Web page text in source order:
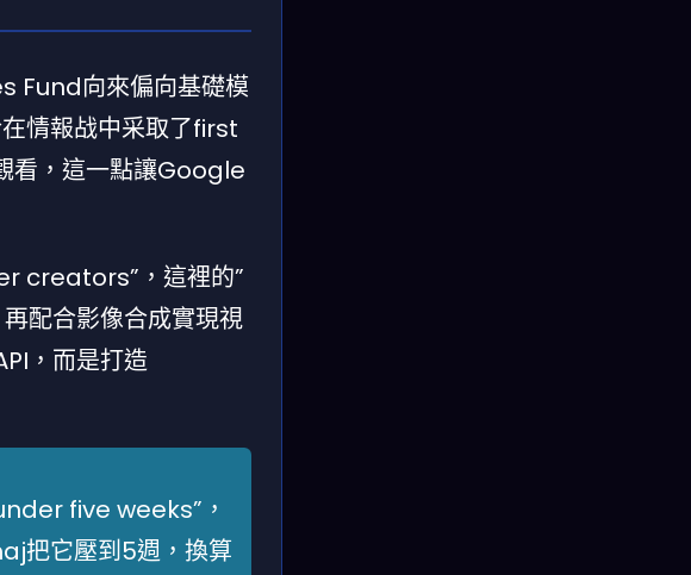
Fund向來偏向基礎模
情報战中采取了first
看，這一點讓Google
creators”，這裡的”
配合影像合成實現視
，而是打造
five weeks”，
把它壓到5週，換算